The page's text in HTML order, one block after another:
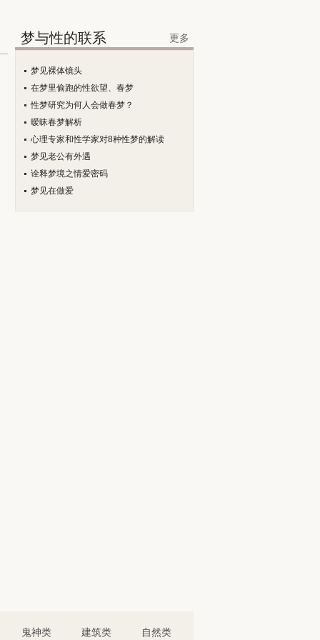
梦与性的联系 更多
梦见裸体镜头
在梦里偷跑的性欲望、春梦
性梦研究为何人会做春梦？
暧昧春梦解析
心理专家和性学家对8种性梦的解读
梦见老公有外遇
诠释梦境之情爱密码
梦见在做爱
鬼神类 建筑类 自然类